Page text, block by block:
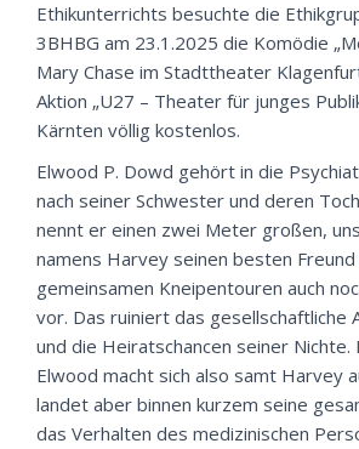
Ethikunterrichts besuchte die
3BHBG am 23.1.2025 die Komödie
Mary Chase im Stadttheater
Aktion „U27 – Theater für junges
Kärnten völlig kostenlos.
Elwood P. Dowd gehört in die
nach seiner Schwester und deren
nennt er einen zwei Meter großen,
namens Harvey seinen besten
gemeinsamen Kneipentouren auch
vor. Das ruiniert das gesellschaftliche
und die Heiratschancen seiner
Elwood macht sich also samt Harvey
landet aber binnen kurzem seine
das Verhalten des medizinischen